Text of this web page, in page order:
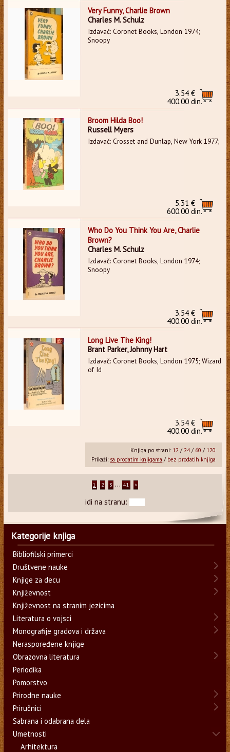
Very Funny, Charlie Brown
Charles M. Schulz
Izdavač: Coronet Books, London 1974;
Snoopy
3.54 €
400.00 din.
Broom Hilda Boo!
Russell Myers
Izdavač: Crosset and Dunlap, New York 1977;
5.31 €
600.00 din.
Who Do You Think You Are, Charlie
Brown?
Charles M. Schulz
Izdavač: Coronet Books, London 1974;
Snoopy
3.54 €
400.00 din.
Long Live The King!
Brant Parker, Johnny Hart
Izdavač: Coronet Books, London 1975; Wizard
of Id
3.54 €
400.00 din.
Knjiga po strani: 12 /24/ 60 / 120
Prikaži: sa prodatim knjigama / bez prodatih knjiga
1 2 3 ... 41 >
idi na stranu:
Kategorije knjiga
Bibliofilski primerci
Društvene nauke
Knjige za decu
Književnost
Književnost na stranim jezicima
Literatura o vojsci
Monografije gradova i država
Neraspoređene knjige
Obrazovna literatura
Periodika
Pomorstvo
Prirodne nauke
Priručnici
Sabrana i odabrana dela
Umetnosti
Arhitektura